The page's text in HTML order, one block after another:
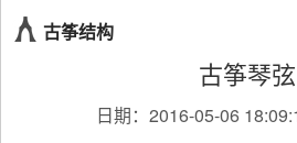
古筝结构
古筝琴弦
日期：2016-05-06